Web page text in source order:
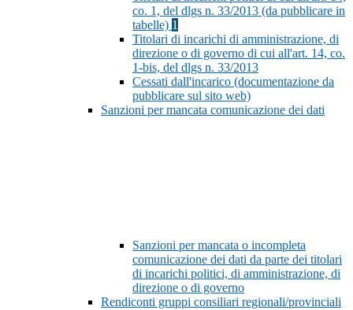
co. 1, del dlgs n. 33/2013 (da pubblicare in
tabelle) 1
Titolari di incarichi di amministrazione, di
direzione o di governo di cui all'art. 14, co.
1-bis, del dlgs n. 33/2013
Cessati dall'incarico (documentazione da
pubblicare sul sito web)
Sanzioni per mancata comunicazione dei dati
Sanzioni per mancata o incompleta
comunicazione dei dati da parte dei titolari
di incarichi politici, di amministrazione, di
direzione o di governo
Rendiconti gruppi consiliari regionali/provinciali